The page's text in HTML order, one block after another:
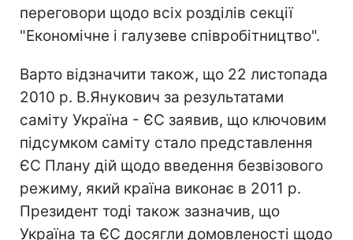
переговори щодо всіх розділів секції
"Економічне і галузеве співробітництво".
Варто відзначити також, що 22 листопада
2010 р. В.Янукович за результатами
саміту Україна - ЄС заявив, що ключовим
підсумком саміту стало представлення
ЄС Плану дій щодо введення безвізового
режиму, який країна виконає в 2011 р.
Президент тоді також зазначив, що
Україна та ЄС досягли домовленості щодо